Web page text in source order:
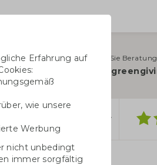
Benötigen Sie
Kugelschreiber
Papiertasche M
Erfahrung auf
wie unsere
Werbung
nicht unbedingt
immer sorgfältig